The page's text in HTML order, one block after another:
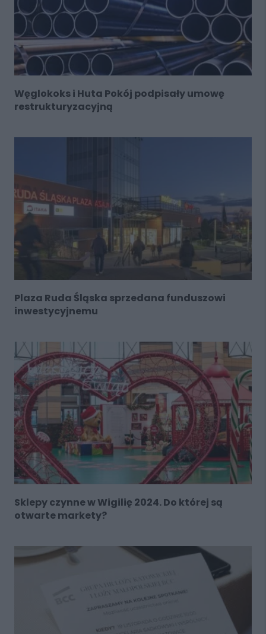
Węglokoks i Huta Pokój podpisały umowę
restrukturyzacyjną
Plaza Ruda Śląska sprzedana funduszowi
inwestycyjnemu
Sklepy czynne w Wigilię 2024. Do której są
otwarte markety?